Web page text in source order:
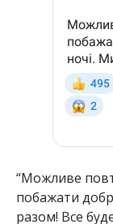
“Можливе
побажати
разом! Все